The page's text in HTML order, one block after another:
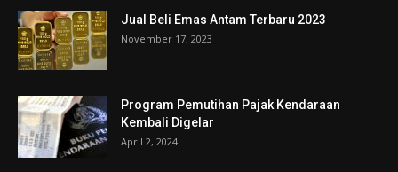
Jual Beli Emas Antam Terbaru 2023
November 17, 2023
Program Pemutihan Pajak Kendaraan
Kembali Digelar
April 2, 2024